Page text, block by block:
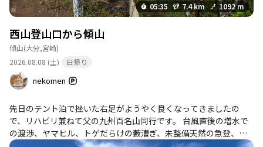
05:35
7.4 km 1092 m
西山登山口から傾山
傾山(大分,宮崎)
2026.08.08 (土)
日帰り
nekomen
先日のテント泊で挫いた右足がようやく良くなってきましたの
で、リハビリ兼ねて父の九州百名山同行です。 台風直後の増水で
の渡渉、ヤマヒル、トゲだらけの藪漕ぎ、未整備天然の急登、悪